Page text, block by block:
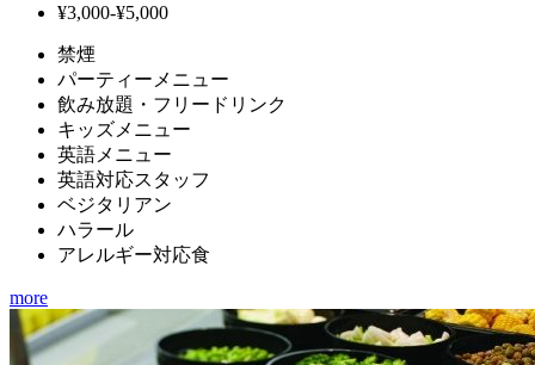
¥3,000-¥5,000
禁煙
パーティーメニュー
飲み放題・フリードリンク
キッズメニュー
英語メニュー
英語対応スタッフ
ベジタリアン
ハラール
アレルギー対応食
more